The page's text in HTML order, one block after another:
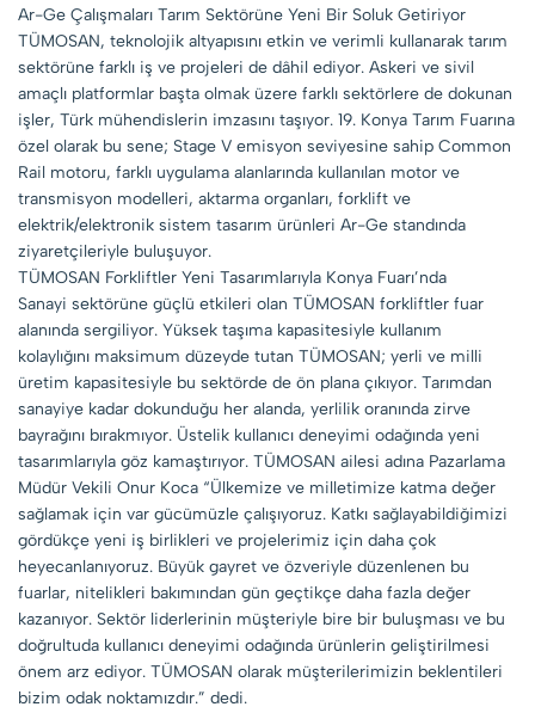
Ar-Ge Çalışmaları Tarım Sektörüne Yeni Bir Soluk Getiriyor
TÜMOSAN, teknolojik altyapısını etkin ve verimli kullanarak tarım
sektörüne farklı iş ve projeleri de dâhil ediyor. Askeri ve sivil
amaçlı platformlar başta olmak üzere farklı sektörlere de dokunan
işler, Türk mühendislerin imzasını taşıyor. 19. Konya Tarım Fuarına
özel olarak bu sene; Stage V emisyon seviyesine sahip Common
Rail motoru, farklı uygulama alanlarında kullanılan motor ve
transmisyon modelleri, aktarma organları, forklift ve
elektrik/elektronik sistem tasarım ürünleri Ar-Ge standında
ziyaretçileriyle buluşuyor.
TÜMOSAN Forkliftler Yeni Tasarımlarıyla Konya Fuarı’nda
Sanayi sektörüne güçlü etkileri olan TÜMOSAN forkliftler fuar
alanında sergiliyor. Yüksek taşıma kapasitesiyle kullanım
kolaylığını maksimum düzeyde tutan TÜMOSAN; yerli ve milli
üretim kapasitesiyle bu sektörde de ön plana çıkıyor. Tarımdan
sanayiye kadar dokunduğu her alanda, yerlilik oranında zirve
bayrağını bırakmıyor. Üstelik kullanıcı deneyimi odağında yeni
tasarımlarıyla göz kamaştırıyor. TÜMOSAN ailesi adına Pazarlama
Müdür Vekili Onur Koca “Ülkemize ve milletimize katma değer
sağlamak için var gücümüzle çalışıyoruz. Katkı sağlayabildiğimizi
gördükçe yeni iş birlikleri ve projelerimiz için daha çok
heyecanlanıyoruz. Büyük gayret ve özveriyle düzenlenen bu
fuarlar, nitelikleri bakımından gün geçtikçe daha fazla değer
kazanıyor. Sektör liderlerinin müşteriyle bire bir buluşması ve bu
doğrultuda kullanıcı deneyimi odağında ürünlerin geliştirilmesi
önem arz ediyor. TÜMOSAN olarak müşterilerimizin beklentileri
bizim odak noktamızdır.” dedi.